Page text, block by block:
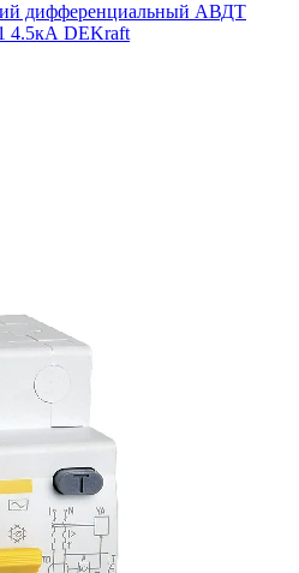
дифференциальный АВДТ
4.5кА DEKraft